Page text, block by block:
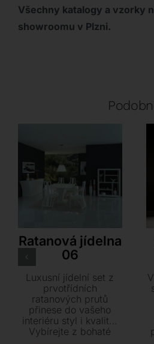
Všechny katalogy a vzorky
showroomu v Plzni.
Ratanová jídelna
06
Luxusní jídelní set z
prvotřídních
ratanových prutů
přinese do vašeho
interiéru styl i kvalitu.
Vybírejte z bohaté